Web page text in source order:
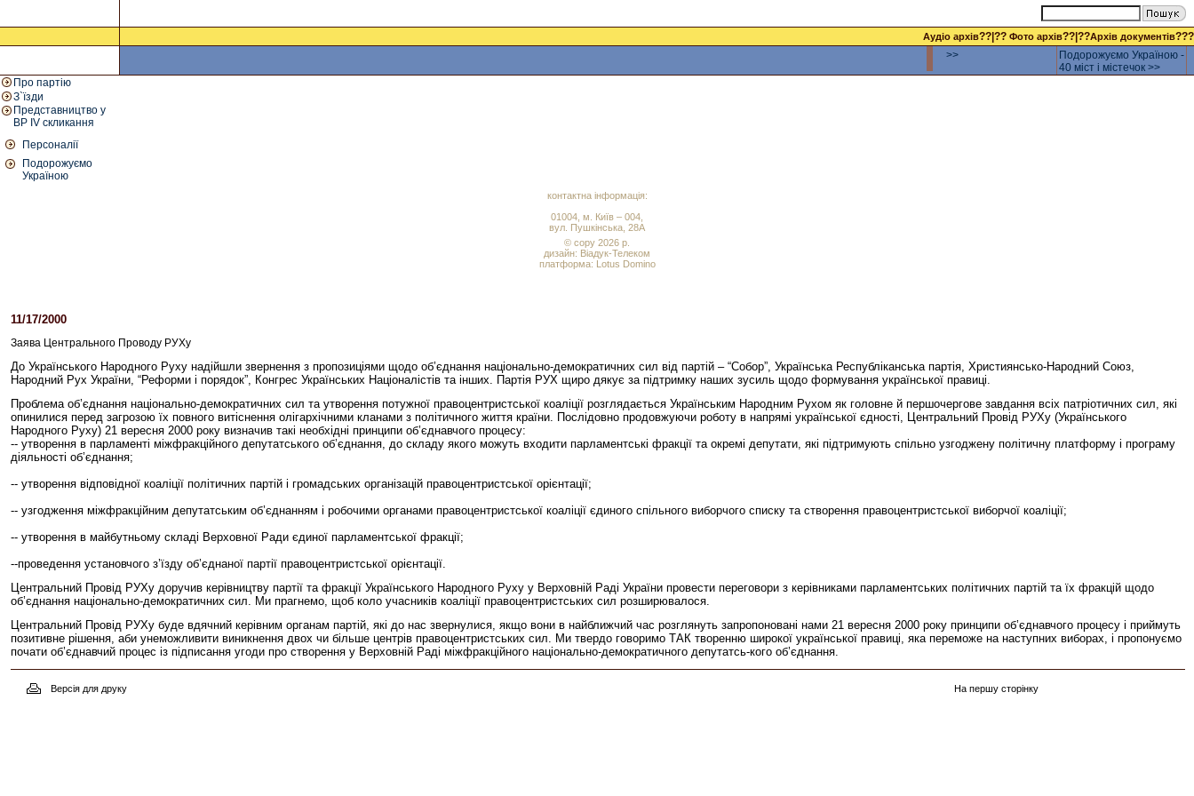
Аудіо архів??|?? Фото архів??|??Архів документів???
>>
Подорожуємо Україною -
40 міст і містечок >>
Про партію
З`їзди
Представництво у
ВР IV скликання
Персоналії
Подорожуємо
Україною
контактна інформація:
01004, м. Київ – 004,
вул. Пушкінська, 28А
© copy 2026 р.
дизайн: Віадук-Телеком
платформа: Lotus Domino
11/17/2000
Заява Центрального Проводу РУХу
До Українського Народного Руху надійшли звернення з пропозиціями щодо об’єднання національно-демократичних сил від партій – “Собор”, Українська Республіканська партія, Християнсько-Народний Союз,
Народний Рух України, “Реформи і порядок”, Конгрес Українських Націоналістів та інших. Партія РУХ щиро дякує за підтримку наших зусиль щодо формування української правиці.
Проблема об’єднання національно-демократичних сил та утворення потужної правоцентристської коаліції розглядається Українським Народним Рухом як головне й першочергове завдання всіх патріотичних сил, які
опинилися перед загрозою їх повного витіснення олігархічними кланами з політичного життя країни. Послідовно продовжуючи роботу в напрямі української єдності, Центральний Провід РУХу (Українського
Народного Руху) 21 вересня 2000 року визначив такі необхідні принципи об’єднавчого процесу:
-- утворення в парламенті міжфракційного депутатського об’єднання, до складу якого можуть входити парламентські фракції та окремі депутати, які підтримують спільно узгоджену політичну платформу і програму
діяльності об’єднання;
-- утворення відповідної коаліції політичних партій і громадських організацій правоцентристської орієнтації;
-- узгодження міжфракційним депутатським об’єднанням і робочими органами правоцентристської коаліції єдиного спільного виборчого списку та створення правоцентристської виборчої коаліції;
-- утворення в майбутньому складі Верховної Ради єдиної парламентської фракції;
--проведення установчого з’їзду об’єднаної партії правоцентристської орієнтації.
Центральний Провід РУХу доручив керівництву партії та фракції Українського Народного Руху у Верховній Раді України провести переговори з керівниками парламентських політичних партій та їх фракцій щодо
об’єднання національно-демократичних сил. Ми прагнемо, щоб коло учасників коаліції правоцентристських сил розширювалося.
Центральний Провід РУХу буде вдячний керівним органам партій, які до нас звернулися, якщо вони в найближчий час розглянуть запропоновані нами 21 вересня 2000 року принципи об’єднавчого процесу і приймуть
позитивне рішення, аби унеможливити виникнення двох чи більше центрів правоцентристських сил. Ми твердо говоримо ТАК творенню широкої української правиці, яка переможе на наступних виборах, і пропонуємо
почати об’єднавчий процес із підписання угоди про створення у Верховній Раді міжфракційного національно-демократичного депутатсь-кого об’єднання.
Версія для друку На першу сторінку